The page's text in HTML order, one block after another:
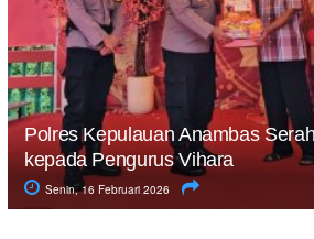
Polres Kepulauan Anambas
kepada Pengurus Vihara
Senin, 16 Februari 2026